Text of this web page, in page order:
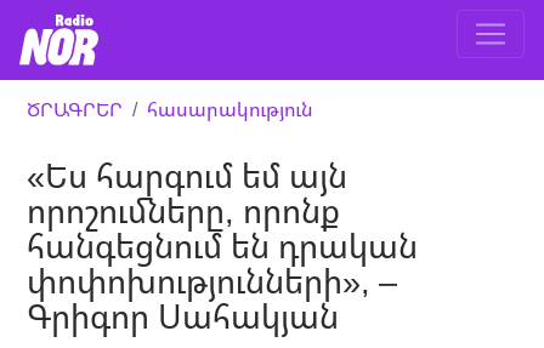
ԾՐԱԳՐԵՐ հասարակություն
«Ես հարգում եմ այն ​​
որոշումները, որոնք
հանգեցնում են դրական
փոփոխությունների», –
Գրիգոր Սահակյան